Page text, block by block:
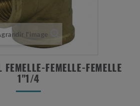
l'image
FEMELLE-FEMELLE-FEMELLE
1"1/4